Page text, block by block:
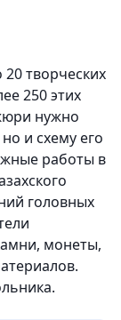
творческих
250 этих
нужно
и схему его
работы в
головных
монеты,